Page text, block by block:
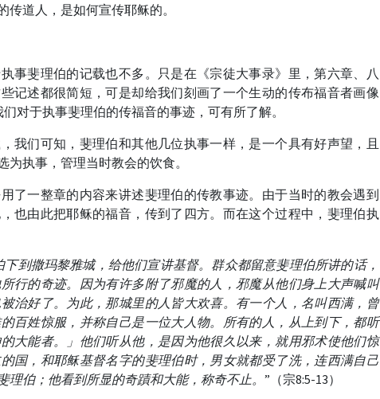
道人，是如何宣传耶稣的。
事斐理伯的记载也不多。只是在《宗徒大事录》里，第六章、八
记述都很简短，可是却给我们刻画了一个生动的传布福音者画像
们对于执事斐理伯的传福音的事迹，可有所了解。
我们可知，斐理伯和其他几位执事一样，是一个具有好声望，且
执事，管理当时教会的饮食。
了一整章的内容来讲述斐理伯的传教事迹。由于当时的教会遇到
也由此把耶稣的福音，传到了四方。而在这个过程中，斐理伯执
下到撒玛黎雅城，给他们宣讲基督。群众都留意斐理伯所讲的话，
行的奇迹。因为有许多附了邪魔的人，邪魔从他们身上大声喊叫
治好了。为此，那城里的人皆大欢喜。有一个人，名叫西满，曾
百姓惊服，并称自己是一位大人物。所有的人，从上到下，都听
大能者。」他们听从他，是因为他很久以来，就用邪术使他们惊
国，和耶稣基督名字的斐理伯时，男女就都受了洗，连西满自己
理伯；他看到所显的奇蹟和大能，称奇不止。”（宗8:5-13）